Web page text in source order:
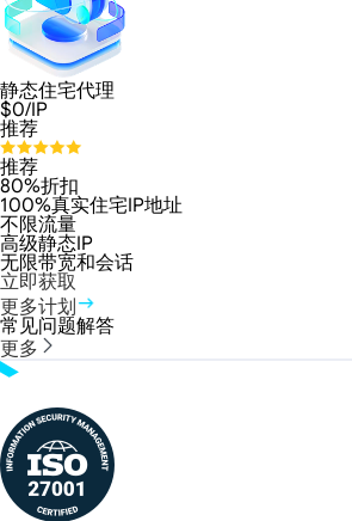
静态住宅代理
$0/IP
推荐
推荐
80%折扣
100%真实住宅IP地址
不限流量
高级静态IP
无限带宽和会话
立即获取
更多计划
常见问题解答
更多